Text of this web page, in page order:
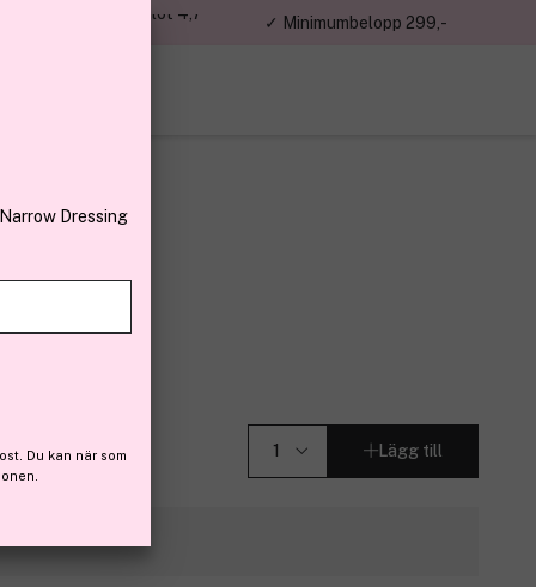
kunder – Trustpilot 4,7
✓ Minimumbelopp 299,-
8 ml
Lägg till
Dressing
Du kan när som